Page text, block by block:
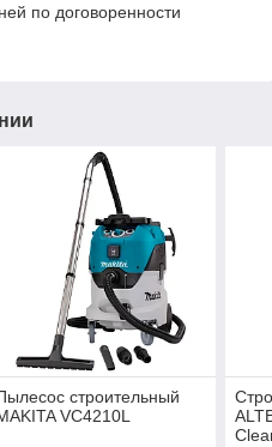
по договоренности
строительный
VC4210L